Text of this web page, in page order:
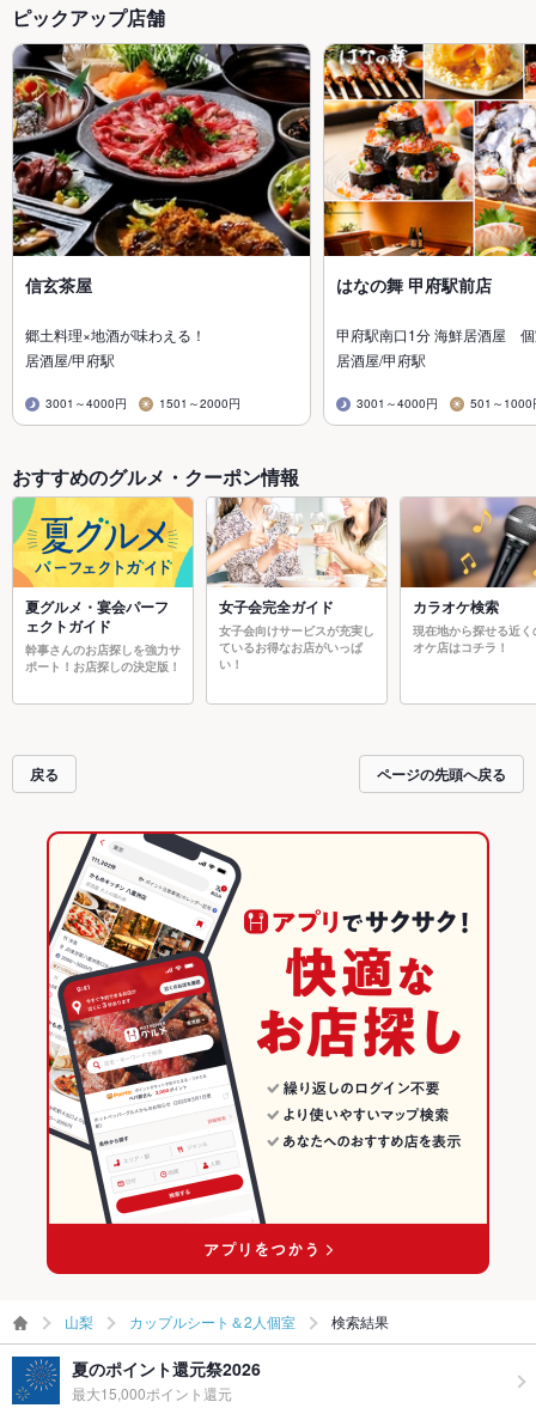
ピックアップ店舗
信玄茶屋
郷土料理×地酒が味わえる！
居酒屋/甲府駅
3001～4000円 1501～2000円
はなの舞 甲府駅前店
甲府駅南口1分 海鮮居酒屋
居酒屋/甲府駅
3001～4000円 501～1000
おすすめのグルメ・クーポン情報
夏グルメ・宴会パーフ
ェクトガイド
幹事さんのお店探しを強力サ
ポート！お店探しの決定版！
女子会完全ガイド
女子会向けサービスが充実し
ているお得なお店がいっぱ
い！
カラオケ検索
現在地から探せる近く
オケ店はコチラ！
戻る ページの先頭へ戻る
山梨 カップルシート＆2人個室 検索結果
夏のポイント還元祭2026
最大15,000ポイント還元